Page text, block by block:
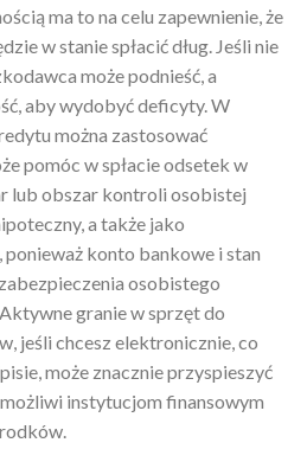
ma to na celu zapewnienie, że
w stanie spłacić dług. Jeśli nie
może podnieść, a
aby wydobyć deficyty. W
można zastosować
pomóc w spłacie odsetek w
lub obszar kontroli osobistej
a także jako
konto bankowe i stan
osobistego
granie w sprzęt do
jeśli chcesz elektronicznie, co
może znacznie przyspieszyć
instytucjom finansowym